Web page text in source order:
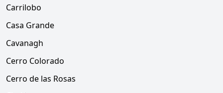
Carrilobo
Casa Grande
Cavanagh
Cerro Colorado
Cerro de las Rosas